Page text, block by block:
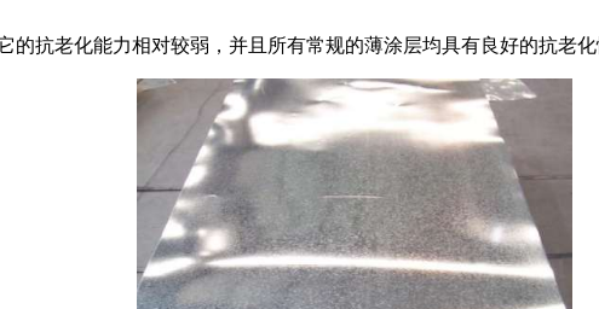
的抗老化能力相对较弱，并且所有常规的薄涂层均具有良好的抗老